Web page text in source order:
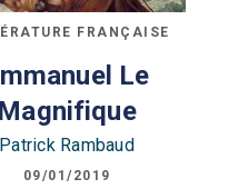
FRANÇAISE
Le
Magnifique
Patrick Rambaud
09/01/2019